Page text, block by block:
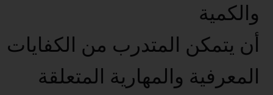
والكمية
أن يتمكن المتدرب من الكفايات
المعرفية والمهارية المتعلقة